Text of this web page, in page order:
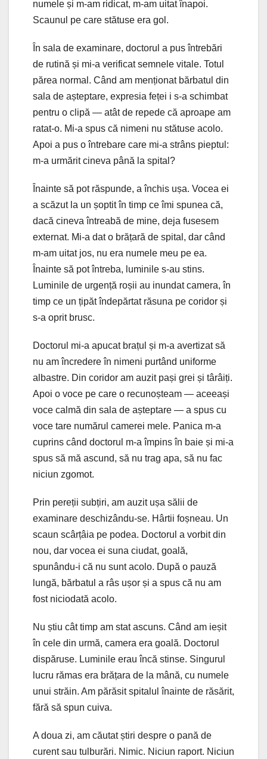
numele și m-am ridicat, m-am uitat înapoi.
Scaunul pe care stătuse era gol.
În sala de examinare, doctorul a pus întrebări
de rutină și mi-a verificat semnele vitale. Totul
părea normal. Când am menționat bărbatul din
sala de așteptare, expresia feței i s-a schimbat
pentru o clipă — atât de repede că aproape am
ratat-o. Mi-a spus că nimeni nu stătuse acolo.
Apoi a pus o întrebare care mi-a strâns pieptul:
m-a urmărit cineva până la spital?
Înainte să pot răspunde, a închis ușa. Vocea ei
a scăzut la un șoptit în timp ce îmi spunea că,
dacă cineva întreabă de mine, deja fusesem
externat. Mi-a dat o brățară de spital, dar când
m-am uitat jos, nu era numele meu pe ea.
Înainte să pot întreba, luminile s-au stins.
Luminile de urgență roșii au inundat camera, în
timp ce un țipăt îndepărtat răsuna pe coridor și
s-a oprit brusc.
Doctorul mi-a apucat brațul și m-a avertizat să
nu am încredere în nimeni purtând uniforme
albastre. Din coridor am auzit pași grei și târâiți.
Apoi o voce pe care o recunoșteam — aceeași
voce calmă din sala de așteptare — a spus cu
voce tare numărul camerei mele. Panica m-a
cuprins când doctorul m-a împins în baie și mi-a
spus să mă ascund, să nu trag apa, să nu fac
niciun zgomot.
Prin pereții subțiri, am auzit ușa sălii de
examinare deschizându-se. Hârtii foșneau. Un
scaun scârțâia pe podea. Doctorul a vorbit din
nou, dar vocea ei suna ciudat, goală,
spunându-i că nu sunt acolo. După o pauză
lungă, bărbatul a râs ușor și a spus că nu am
fost niciodată acolo.
Nu știu cât timp am stat ascuns. Când am ieșit
în cele din urmă, camera era goală. Doctorul
dispăruse. Luminile erau încă stinse. Singurul
lucru rămas era brățara de la mână, cu numele
unui străin. Am părăsit spitalul înainte de răsărit,
fără să spun cuiva.
A doua zi, am căutat știri despre o pană de
curent sau tulburări. Nimic. Niciun raport. Niciun